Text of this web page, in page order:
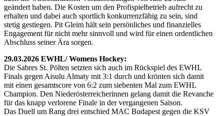
geändert haben. Die Kosten um den Profispielbetrieb aufrecht zu
erhalten und dabei auch sportlich konkurrenzfähig zu sein, sind
stetig gestiegen. Pit Gleim hält sein persönliches und finanzielles
Engagement für nicht mehr sinnvoll und wird für einen ordentlichen
Abschluss seiner Ära sorgen.
29.03.2026 EWHL/ Womens Hockey:
Die Sabres St. Pölten setzten sich auch im Rückspiel des EWHL
Finals gegen Aisulu Almaty mit 3:1 durch und krönten sich damit
mit einen gesamtscore von 6:2 zum siebenten Mal zum EWHL
Champion. Den Niederösterreicherinnen gelang damit die Revanche
für das knapp verlorene Finale in der vergangenen Saison.
Das Duell um Rang drei entschied MAC Budapest gegen die KSV